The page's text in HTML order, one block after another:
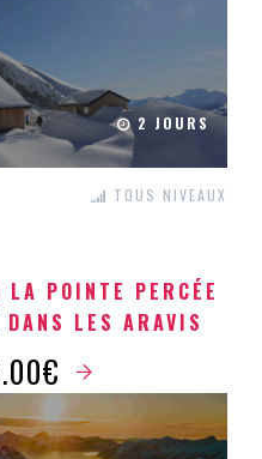
2 JOURS
TOUS NIVEAUX
POINTE PERCÉE
LES ARAVIS